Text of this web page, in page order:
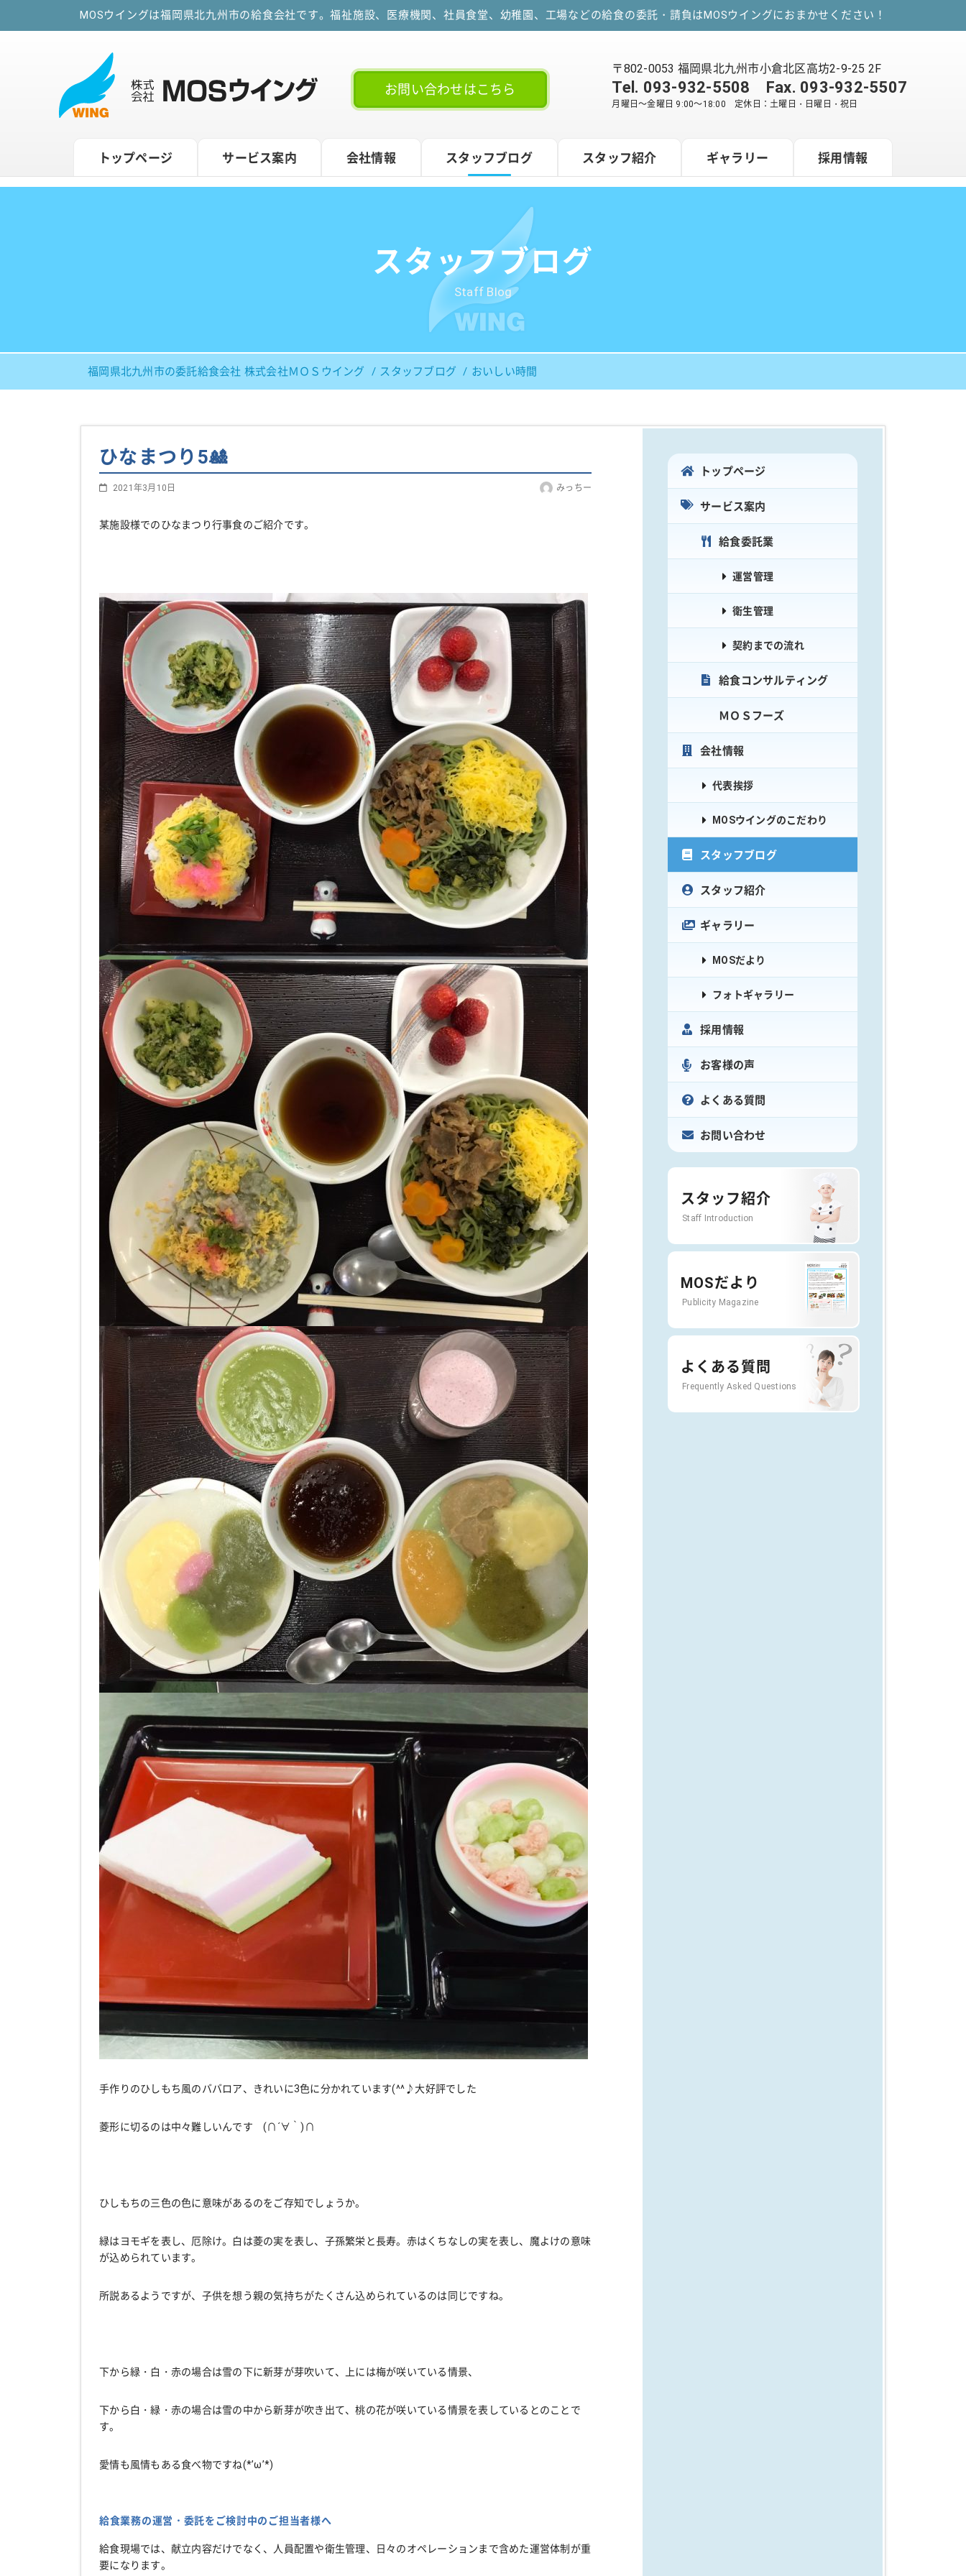
MOSウイングは福岡県北九州市の給食会社です。福祉施設、医療機関、社員食堂、幼稚園、工場などの給食の委託・請負はMOSウイングにおまかせください！
お問い合わせはこちら
〒802-0053 福岡県北九州市小倉北区高坊2-9-25 2F
Tel. 093-932-5508 Fax. 093-932-5507
月曜日～金曜日 9:00～18:00 定休日：土曜日・日曜日・祝日
トップページ サービス案内 会社情報 スタッフブログ スタッフ紹介 ギャラリー 採用情報
スタッフブログ
Staff Blog
福岡県北九州市の委託給食会社 株式会社ＭＯＳウイング スタッフブログ おいしい時間
ひなまつり5🎎
2021年3月10日 みっちー
某施設様でのひなまつり行事食のご紹介です。
手作りのひしもち風のババロア、きれいに3色に分かれています(^^♪大好評でした
菱形に切るのは中々難しいんです (∩´∀｀)∩
ひしもちの三色の色に意味があるのをご存知でしょうか。
緑はヨモギを表し、厄除け。白は菱の実を表し、子孫繁栄と長寿。赤はくちなしの実を表し、魔よけの意味
が込められています。
所説あるようですが、子供を想う親の気持ちがたくさん込められているのは同じですね。
下から緑・白・赤の場合は雪の下に新芽が芽吹いて、上には梅が咲いている情景、
下から白・緑・赤の場合は雪の中から新芽が吹き出て、桃の花が咲いている情景を表しているとのことで
す。
愛情も風情もある食べ物ですね(*’ω’*)
給食業務の運営・委託をご検討中のご担当者様へ
給食現場では、献立内容だけでなく、人員配置や衛生管理、日々のオペレーションまで含めた運営体制が重
要になります。
トップページ
サービス案内
給食委託業
運営管理
衛生管理
契約までの流れ
給食コンサルティング
ＭＯＳフーズ
会社情報
代表挨拶
MOSウイングのこだわり
スタッフブログ
スタッフ紹介
ギャラリー
MOSだより
フォトギャラリー
採用情報
お客様の声
よくある質問
お問い合わせ
スタッフ紹介
Staff Introduction
MOSだより
Publicity Magazine
よくある質問
Frequently Asked Questions